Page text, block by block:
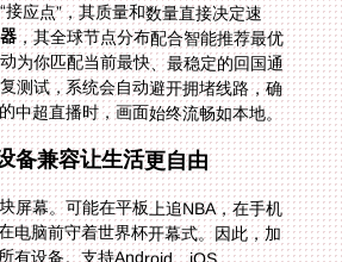
，其全球节点分布配合智能推荐最优
线路的功能，能自动为你匹配当前最快、最稳定的回国通
道。你无需手动反复测试，系统会自动避开拥堵线路，确
中超直播时，画面始终流畅如本地。
备兼容让生活更自由
屏幕。可能在平板上追NBA，在手机
电脑前守着世界杯开幕式。因此，加
所有设备。支持Android、iOS、
台，并允许一人多端设备同时使用的
心。这意味着你可以在客厅电视、卧